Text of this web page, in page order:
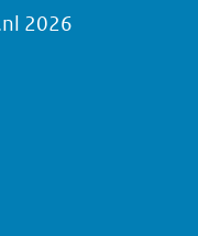
2026